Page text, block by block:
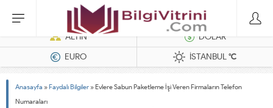
Dizel Jeneratörler
ALTIN
DOLAR
EURO
İSTANBUL°C
Anasayfa »Faydalı Bilgiler »Evlere Sabun Paketleme İşi Veren Firmaların Telefon
Numaraları